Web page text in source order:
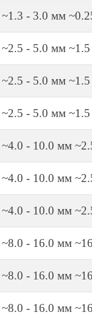
~1.3 - 3.0 мм
~2.5 - 5.0 мм
~2.5 - 5.0 мм
~2.5 - 5.0 мм
~4.0 - 10.0 мм
~4.0 - 10.0 мм
~4.0 - 10.0 мм
~8.0 - 16.0 мм
~8.0 - 16.0 мм
~8.0 - 16.0 мм